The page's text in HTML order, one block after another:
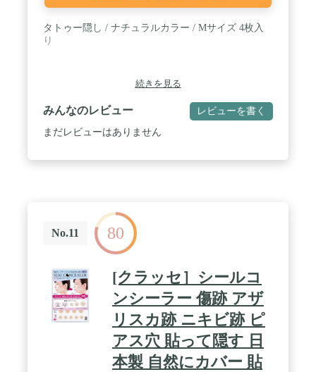
タトゥー隠し / ナチュラルカラー / Mサイズ 4枚入
り
続きを見る
みんなのレビュー レビューを書く
まだレビューはありません
No.11 80
[クラッセ］シールコ
ンシーラー 傷跡 アザ
リスカ跡 ニキビ跡 ピ
アス穴 貼って隠す 日
本製 自然にカバー 貼